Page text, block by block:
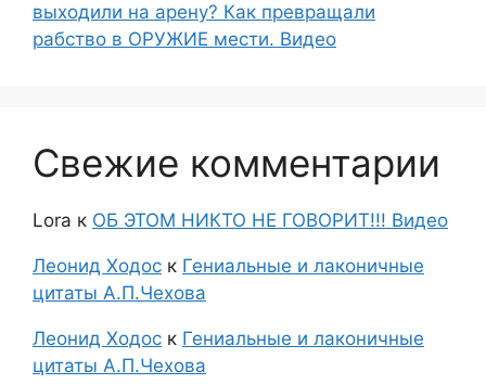
выходили на арену? Как превращали
рабство в ОРУЖИЕ мести. Видео
Свежие комментарии
Lora к ОБ ЭТОМ НИКТО НЕ ГОВОРИТ!!! Видео
Леонид Ходос к Гениальные и лаконичные
цитаты А.П.Чехова
Леонид Ходос к Гениальные и лаконичные
цитаты А.П.Чехова